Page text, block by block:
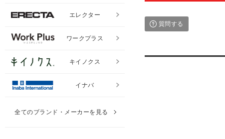
質問する
エレクター
ワークプラス
キイノクス
イナバ
全てのブランド・メーカーを見る